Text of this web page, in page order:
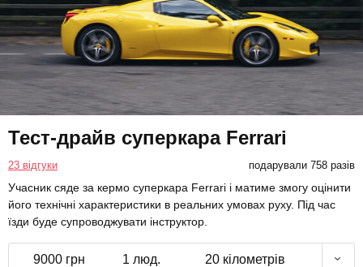
Тест-драйв суперкара Ferrari
23 відгуки подарували 758 разів
Учасник сяде за кермо суперкара Ferrari і матиме змогу оцінити
його технічні характеристики в реальних умовах руху. Під час
їзди буде супроводжувати інструктор.
9000 грн 1 люд. 20 кілометрів